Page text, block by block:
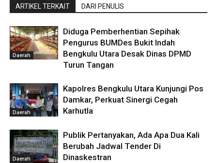
ARTIKEL TERKAIT DARI PENULIS
Daerah
Diduga Pemberhentian Sepihak
Pengurus BUMDes Bukit Indah
Bengkulu Utara Desak Dinas DPMD
Turun Tangan
Daerah
Kapolres Bengkulu Utara Kunjungi Pos
Damkar, Perkuat Sinergi Cegah
Karhutla
Daerah
Publik Pertanyakan, Ada Apa Dua Kali
Berubah Jadwal Tender Di
Dinaskestran